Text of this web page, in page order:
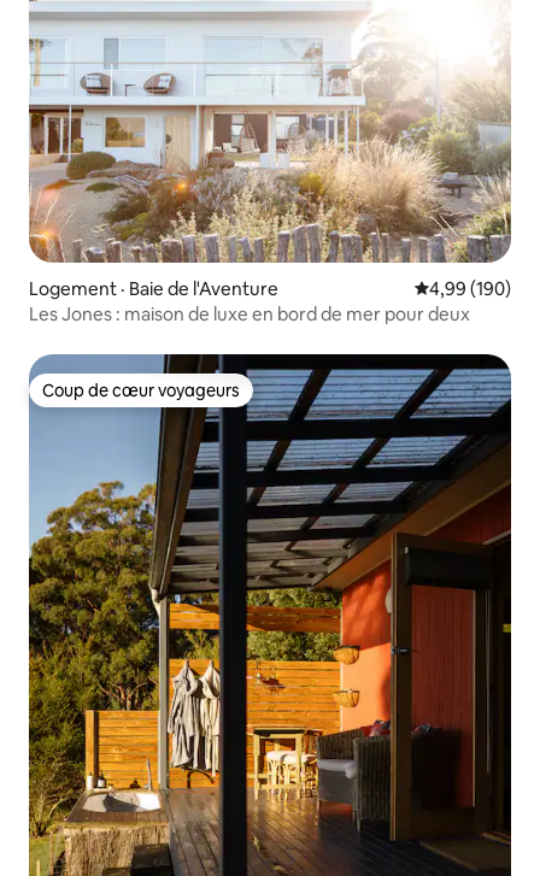
Logement · Baie de l'Aventure Note
4,99 (190)
Les Jones : maison de luxe en bord de mer pour deux
Coup de cœur voyageurs
Coup de cœur voyageurs